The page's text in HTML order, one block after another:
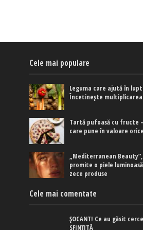
Cele mai populare
Leguma care ajută în
Încetinește multiplicarea
Tartă pufoasă cu fructe
care pune în valoare
„Mediterranean
promite o piele
zece produse
Cele mai comentate
ȘOCANT! Ce au găsit
SFINȚITĂ